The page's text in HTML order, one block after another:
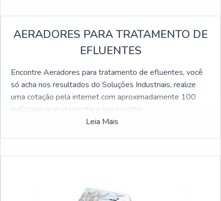
AERADORES PARA TRATAMENTO DE
EFLUENTES
Encontre Aeradores para tratamento de efluentes, você
só acha nos resultados do Soluções Industriais, realize
uma cotação pela internet com aproximadamente 100
indústrias gratuitamente a sua escolha
o portal business to business mais interativo do setor.
Para fazer uma cotação de Aeradores para tratamento de
Leia Mais